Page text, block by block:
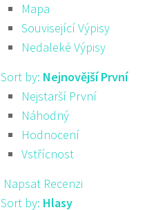
Mapa
Související Výpisy
Nedaleké Výpisy
Sort by: Nejnovější První
Nejstarší První
Náhodný
Hodnocení
Vstřícnost
Napsat Recenzi
Sort by: Hlasy